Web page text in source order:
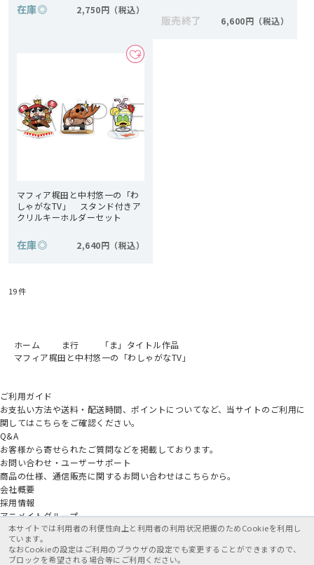
在庫◎ 2,750円
販売終了 6,600円
マフィア梶田と中村悠一の「わ
しゃがなTV」 スタンド付きア
クリルキーホルダーセット
在庫◎ 2,640円
19件
ホーム ま行
「ま」タイトル作品
マフィア梶田と中村悠一の「わしゃがなTV」
ご利用ガイド
お支払い方法や送料・配送時間、ポイントについてなど、当サイトのご利用に
関してはこちらをご確認ください。
Q&A
お客様から寄せられたご質問などを掲載しております。
お問い合わせ・ユーザーサポート
商品の仕様、通信販売に関するお問い合わせはこちらから。
会社概要
採用情報
アニメイトグループ
本サイトでは利用者の利便性向上と利用者の利用状況把握のためCookieを利用し
ています。
なおCookieの設定はご利用のブラウザの設定でも変更することができますので、
ブロックを希望される場合等にご利用ください。